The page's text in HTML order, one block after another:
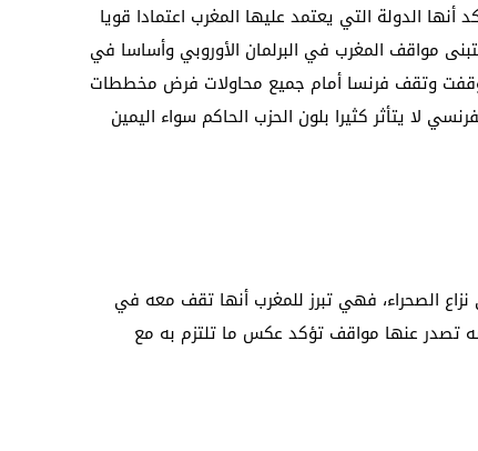
الدولة التي يعتمد عليها المغرب اعتمادا قويا
مواقف المغرب في البرلمان الأوروبي وأساسا في
وتقف فرنسا أمام جميع محاولات فرض مخططات
لا يتأثر كثيرا بلون الحزب الحاكم سواء اليمين
الصحراء، فهي تبرز للمغرب أنها تقف معه في
تصدر عنها مواقف تؤكد عكس ما تلتزم به مع